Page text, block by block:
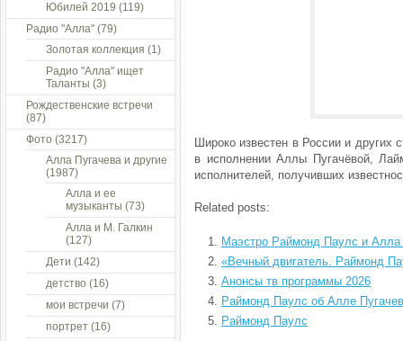
Широко известен в России и других
в исполнении Аллы Пугачёвой,
исполнителей, получивших
Related posts:
Маэстро Раймонд Паулс и Алла
«Вечный двигатель. Раймонд
Анонсы тв программы 2026
Раймонд Паулс об Алле
Раймонд Паулс
Юбилей 2019 (119)
Радио "Алла" (79)
Золотая коллекция (1)
Радио "Алла" ищет
Таланты (3)
Рождественские встречи
(87)
Фото (3217)
Алла Пугачева и другие
(1987)
Алла и ее
музыканты (73)
Алла и М. Галкин
(127)
Дети (142)
детство (16)
мои встречи (7)
портрет (16)